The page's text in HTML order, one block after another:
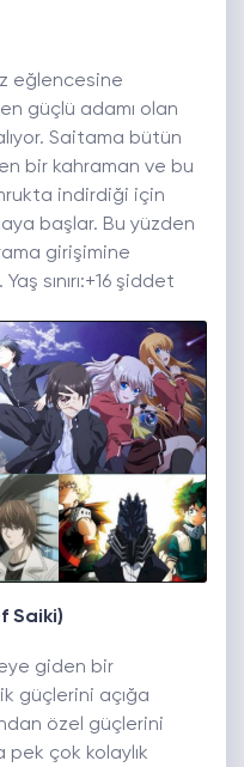
eğlencesine
güçlü adamı olan
Saitama bütün
bir kahraman ve bu
indirdiği için
başlar. Bu yüzden
girişimine
sınırı:+16 şiddet
Saiki)
giden bir
güçlerini açığa
özel güçlerini
pek çok kolaylık